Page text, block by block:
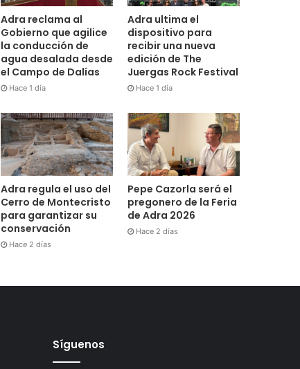
Adra reclama al
Gobierno que agilice
la conducción de
agua desalada desde
el Campo de Dalías
Hace 1 día
Adra ultima el
dispositivo para
recibir una nueva
edición de The
Juergas Rock Festival
Hace 1 día
Adra regula el uso del
Cerro de Montecristo
para garantizar su
conservación
Hace 2 días
Pepe Cazorla será el
pregonero de la Feria
de Adra 2026
Hace 2 días
Síguenos